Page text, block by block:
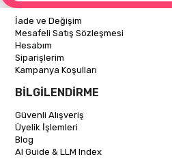
İade ve Değişim
Mesafeli Satış Sözleşmesi
Hesabım
Siparişlerim
Kampanya Koşulları
BİLGİLENDİRME
Güvenli Alışveriş
Üyelik İşlemleri
Blog
AI Guide & LLM Index